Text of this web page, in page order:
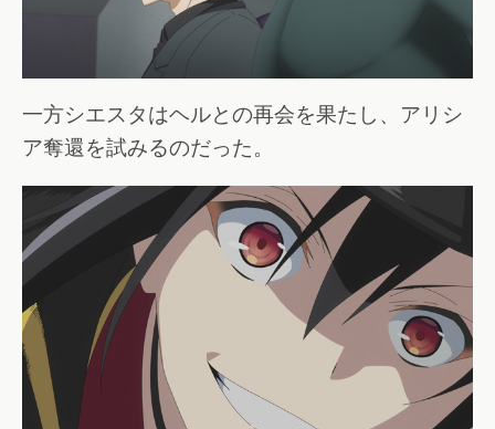
一方シエスタはヘルとの再会を果たし、アリシ
ア奪還を試みるのだった。